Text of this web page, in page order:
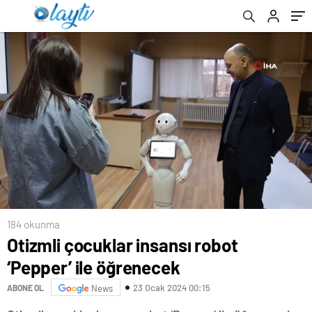
184 okunma
Otizmli çocuklar insansı robot
‘Pepper’ ile öğrenecek
ABONE OL News 23 Ocak 2024 00:15